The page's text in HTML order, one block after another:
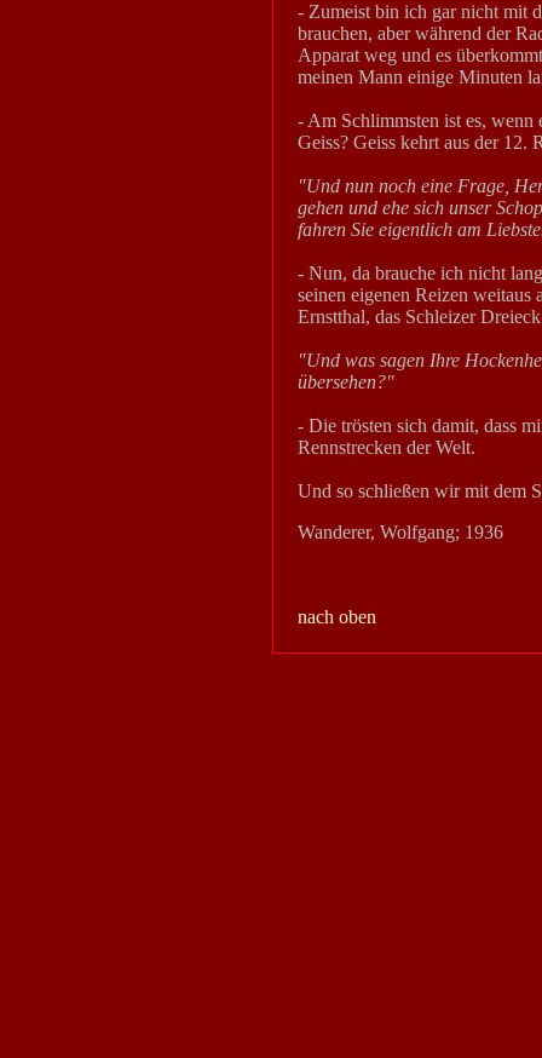
- Zumeist bin ich gar nicht mit
brauchen, aber während der
Apparat weg und es
meinen Mann einige Minuten
- Am Schlimmsten ist es, wenn
Geiss? Geiss kehrt aus der 12.
"Und nun noch eine Frage,
gehen und ehe sich unser
fahren Sie eigentlich am
- Nun, da brauche ich nicht
seinen eigenen Reizen
Ernstthal, das Schleizer
"Und was sagen Ihre
übersehen?"
- Die trösten sich damit, dass
Rennstrecken der Welt.
Und so schließen wir mit dem
Wanderer, Wolfgang; 1936
nach oben